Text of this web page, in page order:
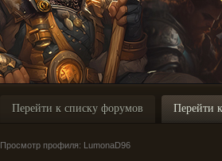
Перейти к списку форумов Перейти
Просмотр профиля: LumonaD96